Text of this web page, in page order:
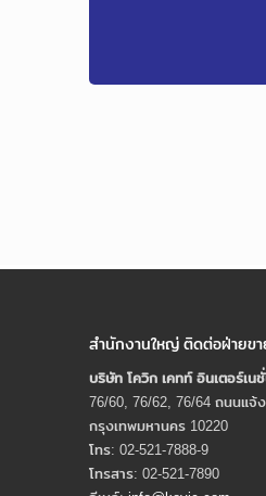
สำนักงานใหญ่ ติดต่อฝ่ายข
บริษัท โควิก เคทท์ อินเตอร์เน
76/60, 76/62, 76/64 ถนนแจ้
กรุงเทพมหานคร 10220
โทร: 02-521-7888-9
โทรสาร: 02-521-7890